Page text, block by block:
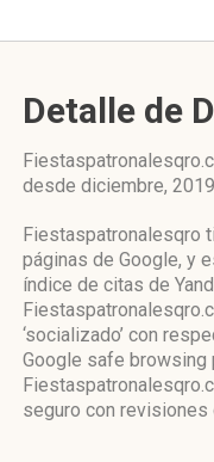
Detalle de
desde diciembre,
Fiestaspatronalesqro
páginas de Google, y
índice de citas de
‘socializado’ con
Google safe browsing
seguro con revisiones